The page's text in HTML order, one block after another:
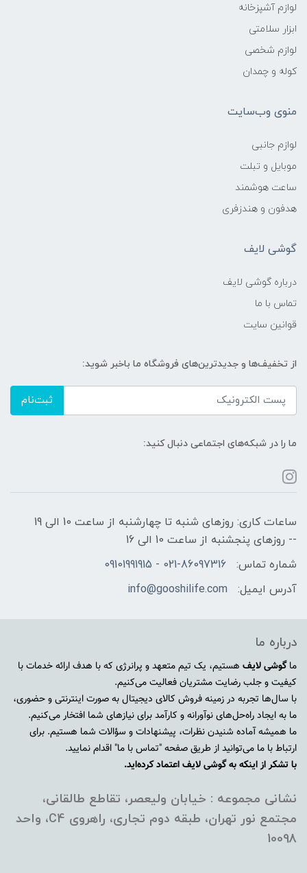
لوازم آشپزخانه
ابزار سلامتی
لوازم شخصی
کوله و چمدان
منوی وب‌سایت
لوازم جانبی
موبایل و تبلت
ساعت هوشمند
هدفون و هندزفری
گوشی لایف
درباره گوشی لایف
تماس با ما
قوانین سایت
از تخفیف‌ها و جدیدترین‌های فروشگاه ما باخبر شوید:
ثبت‌نام
ما را در شبکه‌های اجتماعی دنبال کنید:
ساعات کاری: روزهای شنبه تا چهارشنبه از ساعت 10 الی 19
-- روزهای پنجشنبه از ساعت 10 الی 16
شماره تماس:
021-86097316 - 09101991915
آدرس ایمیل:
info@gooshilife.com
درباره ما
ماگوشی لایف هستیم، یک تیم متعهد و پرانرژی که با هدف ارائه خدمات با
کیفیت و جلب رضایت مشتریان فعالیت می‌کنیم.
با سال‌ها تجربه در زمینه فروش کالای دیجیتال به صورت اینترنتی و حضوری،
ما به ایجاد راه‌حل‌های نوآورانه و کارآمد برای نیازهای شما افتخار می‌کنیم.
ما همیشه آماده شنیدن نظرات، پیشنهادات و سؤالات شما هستیم. برای
ارتباط با ما می‌توانید از طریق صفحه "تماس با ما" اقدام نمایید.
با تشکر از اینکه به گوشی لایف اعتماد کرده‌اید.
نشانی مجموعه : خیابان ولیعصر، تقاطع طالقانی،
مجتمع نور تهران، طبقه دوم تجاری، راهروی C4، واحد
10098